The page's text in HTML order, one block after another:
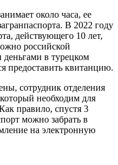
около часа, ее
В 2022 году
действующего 10 лет,
российской
в турецком
предоставить квитанцию.
сотрудник отделения
необходим для
правило, спустя 3
можно забрать в
на электронную